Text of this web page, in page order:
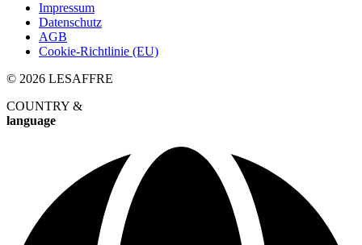
Impressum
Datenschutz
AGB
Cookie-Richtlinie (EU)
© 2026 LESAFFRE
COUNTRY &
language